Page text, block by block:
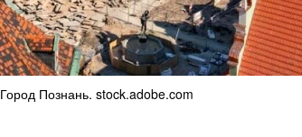
Город Познань. stock.adobe.com